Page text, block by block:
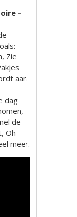
–
Zie
aan
dag
de
Oh
meer.